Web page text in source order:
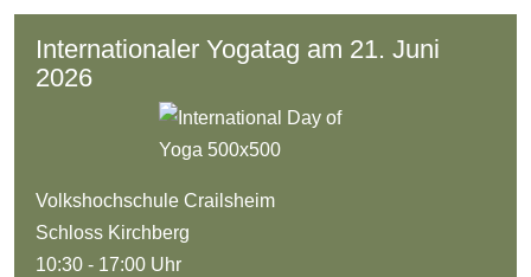
Internationaler Yogatag am 21. Juni
2026
Volkshochschule Crailsheim
Schloss Kirchberg
10:30 - 17:00 Uhr